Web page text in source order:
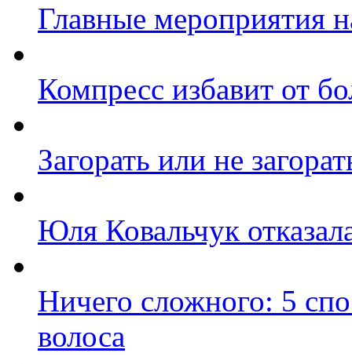
Главные мероприятия
Компресс избавит от
Загорать или не
Юля Ковальчук
Ничего сложного: 5
волоса